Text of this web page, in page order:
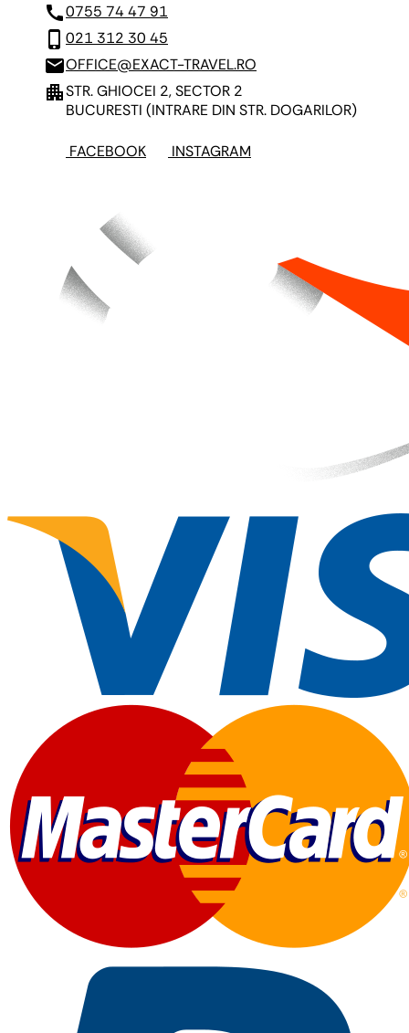
call0755 74 47 91
phone_iphone 021 312 30 45
mailOFFICE@EXACT-TRAVEL.RO
apartmentSTR. GHIOCEI 2, SECTOR 2
BUCURESTI (INTRARE DIN STR. DOGARILOR)
FACEBOOK INSTAGRAM